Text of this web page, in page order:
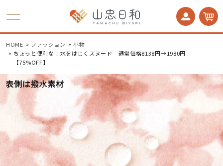
HOME ファッション
小物
ちょっと便利な！水をはじくスヌード 通常価格8138円→1980円
【75%OFF】